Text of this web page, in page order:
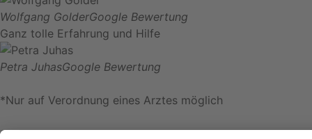
Wolfgang GolderGoogle Bewertung
Ganz tolle Erfahrung und Hilfe
Petra JuhasGoogle Bewertung
*Nur auf Verordnung eines Arztes möglich